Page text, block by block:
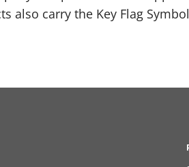
also carry the Key Flag